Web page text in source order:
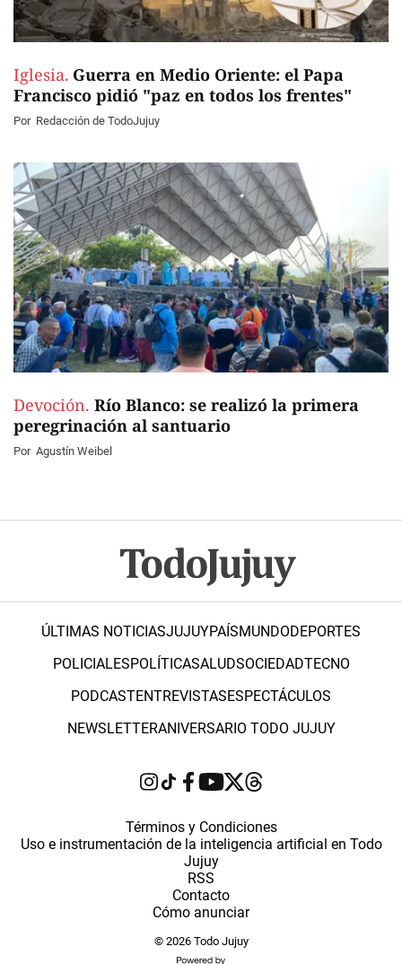
Iglesia. Guerra en Medio Oriente: el Papa
Francisco pidió "paz en todos los frentes"
Por Redacción de TodoJujuy
Devoción. Río Blanco: se realizó la primera
peregrinación al santuario
Por Agustín Weibel
ÚLTIMAS NOTICIASJUJUYPAÍSMUNDODEPORTES
POLICIALESPOLÍTICASALUDSOCIEDADTECNO
PODCASTENTREVISTASESPECTÁCULOS
NEWSLETTERANIVERSARIO TODO JUJUY
Términos y Condiciones
Uso e instrumentación de la inteligencia artificial en Todo
Jujuy
RSS
Contacto
Cómo anunciar
© 2026 Todo Jujuy